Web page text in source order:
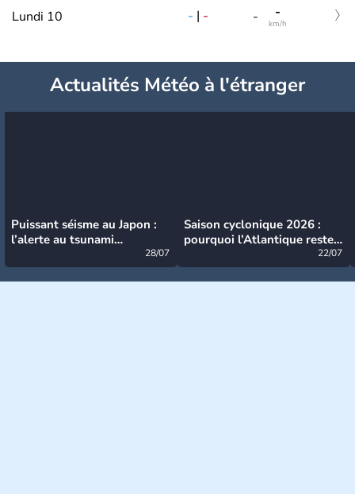
Lundi 10 - | - - -
km/h
Actualités Météo à l'étranger
Puissant séisme au Japon :
l’alerte au tsunami
28/07
Saison cyclonique 2026 :
pourquoi l’Atlantique reste
22/07